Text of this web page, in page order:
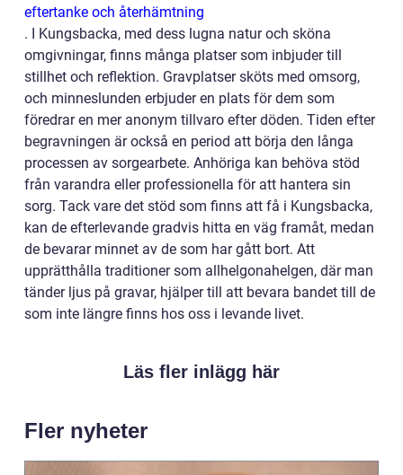
eftertanke och återhämtning
. I Kungsbacka, med dess lugna natur och sköna
omgivningar, finns många platser som inbjuder till
stillhet och reflektion. Gravplatser sköts med omsorg,
och minneslunden erbjuder en plats för dem som
föredrar en mer anonym tillvaro efter döden. Tiden efter
begravningen är också en period att börja den långa
processen av sorgearbete. Anhöriga kan behöva stöd
från varandra eller professionella för att hantera sin
sorg. Tack vare det stöd som finns att få i Kungsbacka,
kan de efterlevande gradvis hitta en väg framåt, medan
de bevarar minnet av de som har gått bort. Att
upprätthålla traditioner som allhelgonahelgen, där man
tänder ljus på gravar, hjälper till att bevara bandet till de
som inte längre finns hos oss i levande livet.
Läs fler inlägg här
Fler nyheter